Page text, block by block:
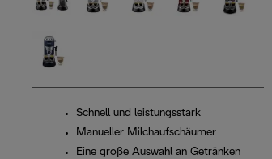
Schnell und leistungsstark
Manueller Milchaufschäumer
Eine große Auswahl an Getränken